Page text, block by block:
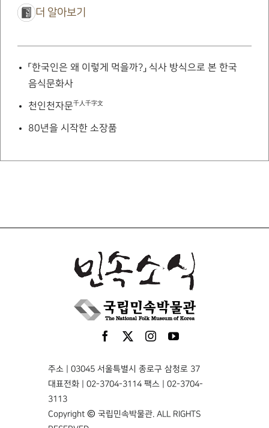
더 알아보기
「한국인은 왜 이렇게 먹을까?」 식사 방식으로 본 한국
음식문화사
천인천자문千人千字文
80년을 시작한 소장품
주소 | 03045 서울특별시 종로구 삼청로 37
대표전화 | 02-3704-3114 팩스 | 02-3704-
3113
Copyright © 국립민속박물관. ALL RIGHTS